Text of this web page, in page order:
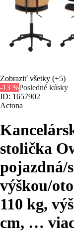
Zobraziť všetky (+5)
-13 %Posledné kúsky
ID: 1657902
Actona
stolička
pojazdná/
výškou/
110 kg,
cm, …